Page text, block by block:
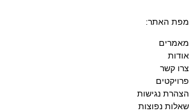
מפת האתר:
מאמרים
אודות
צרו קשר
פרויקטים
הצהרת נגישות
שאלות נפוצות